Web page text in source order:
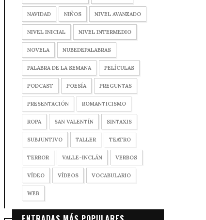
NAVIDAD NIÑOS NIVEL AVANZADO
NIVEL INICIAL NIVEL INTERMEDIO
NOVELA NUBEDEPALABRAS
PALABRA DE LA SEMANA PELÍCULAS
PODCAST POESÍA PREGUNTAS
PRESENTACIÓN ROMANTICISMO
ROPA SAN VALENTÍN SINTAXIS
SUBJUNTIVO TALLER TEATRO
TERROR VALLE-INCLÁN VERBOS
VÍDEO VÍDEOS VOCABULARIO
WEB